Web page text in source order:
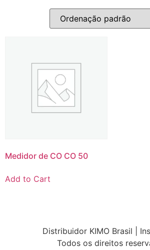
Medidor de CO CO 50
Add to Cart
Distribuidor KIMO Brasil |
Todos os direitos